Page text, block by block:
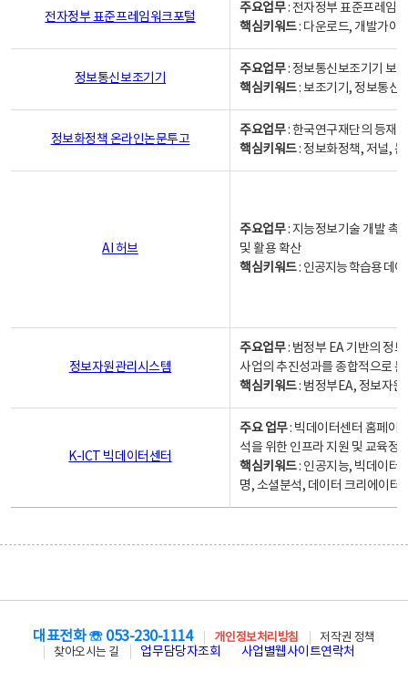
전자정부 표준프레임워크포털
주요업무: 전자정부 표준프레임
핵심키워드: 다운로드, 개발가이
정보통신보조기기
주요업무: 정보통신보조기기 보
핵심키워드: 보조기기, 정보통신
정보화정책 온라인논문투고
주요업무: 한국연구재단의 등재
핵심키워드: 정보화정책, 저널,
AI 허브
주요업무: 지능정보기술 개발 촉
및 활용 확산
핵심키워드: 인공지능 학습용 데
정보자원관리시스템
주요업무: 범정부 EA 기반의 정
사업의 추진성과를 종합적으로
핵심키워드: 범정부EA, 정보자
K-ICT 빅데이터센터
주요 업무: 빅데이터센터 홈페이
석을 위한 인프라 지원 및 교육정
핵심키워드: 인공지능, 빅데이터,
명, 소셜분석, 데이터 크리에이터
대표전화 ☏ 053-230-1114 개인정보처리방침
저작권 정책
찾아오시는 길
업무담당자조회 사업별웹사이트연락처